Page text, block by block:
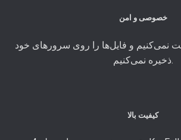
خصوصی و امن
نمی‌کنیم و فایل‌ها را روی سرورهای خود
ذخیره نمی‌کنیم.
کیفیت بالا